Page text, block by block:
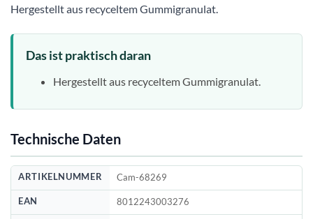
Hergestellt aus recyceltem Gummigranulat.
Das ist praktisch daran
Hergestellt aus recyceltem Gummigranulat.
Technische Daten
ARTIKELNUMMER Cam-68269
EAN 8012243003276